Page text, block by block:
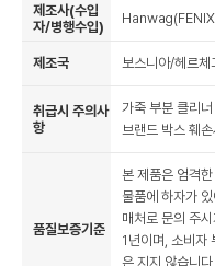
제조사(수입
자/병행수입)
제조국 보스니아/헤르체
취급시 주의사
항
가죽 부분 클리
브랜드 박스 훼
품질보증기준
본 제품은 엄격
물품에 하자가
매처로 문의 주
1년이며, 소비자
은 지지 않습니